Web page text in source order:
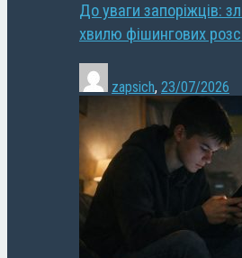
До уваги запоріжців:
хвилю фішингових
zapsich, 23/07/2026